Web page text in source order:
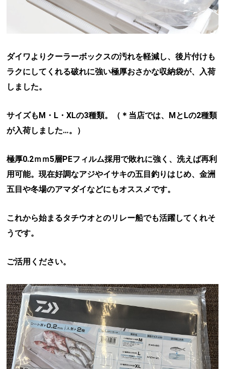
ダイワよりクーラーボックスの汚れを軽減し、後片付けも
ラクにしてくれる破れに強い極厚おさかな収納袋が、入荷
しました。
サイズもM・L・XLの3種類。（＊当店では、MとLの2種類
が入荷しました…。）
極厚0.2ｍｍ5層PEフィルム採用で敗れに強く、洗えば再利
用可能。現在好調なアジやイサキの五目釣りはじめ、金洲
五目や冬場のアマダイなどにもオススメです。
これから始まるタチウオとのリレー船でも活躍してくれそ
うです。
ご活用ください。